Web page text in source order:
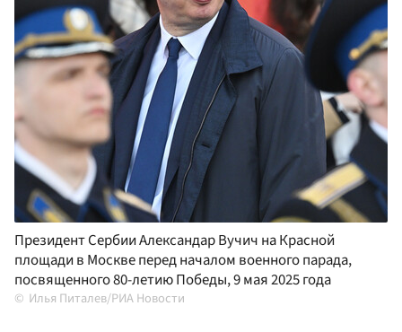
Президент Сербии Александар Вучич на Красной
площади в Москве перед началом военного парада,
посвященного 80-летию Победы, 9 мая 2025 года
Илья Питалев/РИА Новости